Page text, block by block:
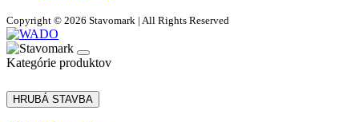
Copyright © 2026 Stavomark | All Rights Reserved
Kategórie produktov
HRUBÁ STAVBA